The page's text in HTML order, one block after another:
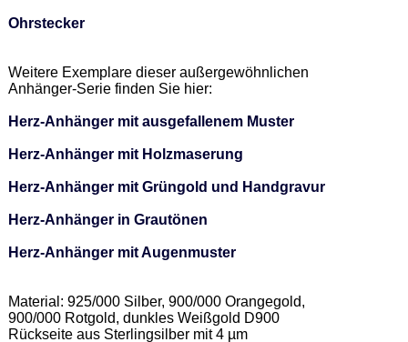
Ohrstecker
Weitere Exemplare dieser außergewöhnlichen
Anhänger-Serie finden Sie hier:
Herz-Anhänger mit ausgefallenem Muster
Herz-Anhänger mit Holzmaserung
Herz-Anhänger mit Grüngold und Handgravur
Herz-Anhänger in Grautönen
Herz-Anhänger mit Augenmuster
Material: 925/000 Silber, 900/000 Orangegold,
900/000 Rotgold, dunkles Weißgold D900
Rückseite aus Sterlingsilber mit 4 µm